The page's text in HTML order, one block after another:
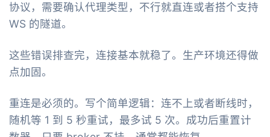
协议，需要确认代理类型，不行就直连或者搭个支持
WS 的隧道。
这些错误排查完，连接基本就稳了。生产环境还得做
点加固。
重连是必须的。写个简单逻辑：连不上或者断线时，
随机等 1 到 5 秒重试，最多试 5 次。成功后重置计